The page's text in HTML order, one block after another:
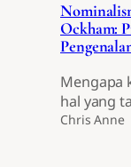
Ockham:
Mengapa
hal yang
Chris Anne